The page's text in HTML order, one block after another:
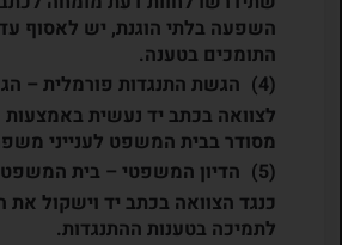
השפעה בלתי הוגנת, יש לאסוף
התומכים בטענה.
הגשת התנגדות פורמלית–
לצוואה בכתב יד נעשית
מסודר בבית המשפט לענייני
הדיון המשפטי– בית המשפט
כנגד הצוואה בכתב יד וישקול את
לתמיכה בטענות ההתנגדות.